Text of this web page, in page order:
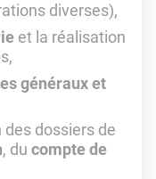
diverses),
et la réalisation
s,
généraux et
dossiers de
, du compte de